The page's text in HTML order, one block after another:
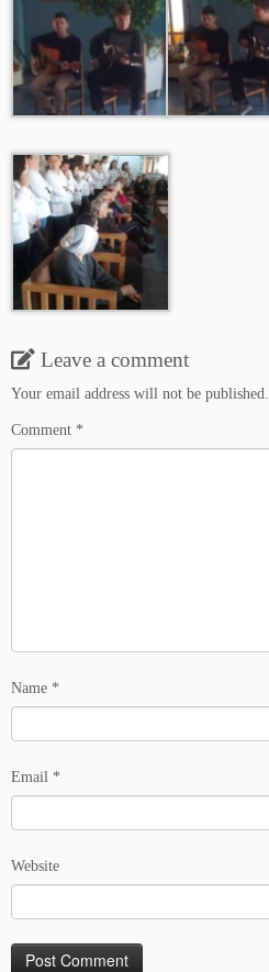
Leave a comment
Your email address will not be published.
Comment *
Name *
Email *
Website